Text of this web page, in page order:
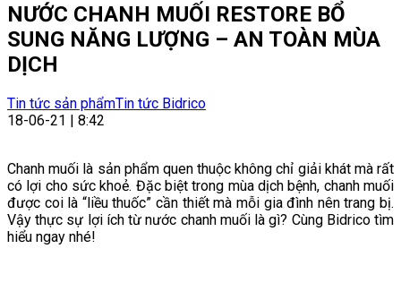
NƯỚC CHANH MUỐI RESTORE BỔ
SUNG NĂNG LƯỢNG – AN TOÀN MÙA
DỊCH
Tin tức sản phẩmTin tức Bidrico
18-06-21 | 8:42
Chanh muối là sản phẩm quen thuộc không chỉ giải khát mà rất
có lợi cho sức khoẻ. Đặc biệt trong mùa dịch bệnh, chanh muối
được coi là “liều thuốc” cần thiết mà mỗi gia đình nên trang bị.
Vậy thực sự lợi ích từ nước chanh muối là gì? Cùng Bidrico tìm
hiểu ngay nhé!